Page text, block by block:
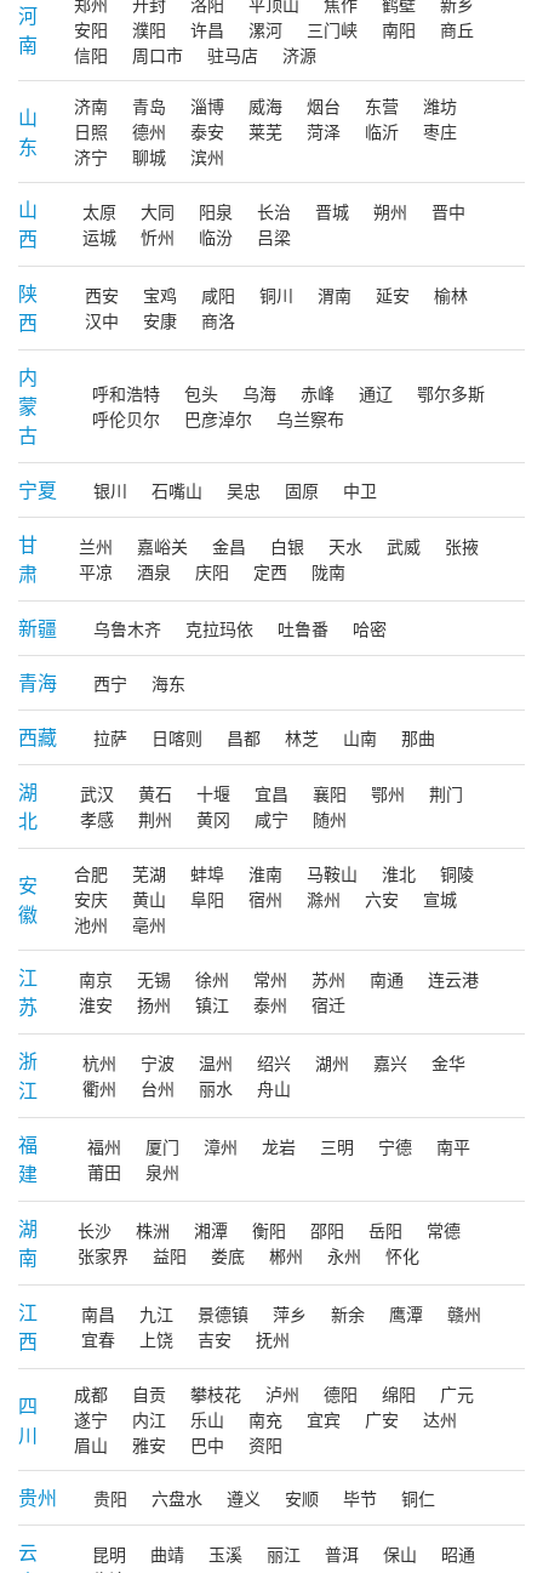
河
南
安阳
濮阳 许昌 漯河 三门峡 南阳
商丘
信阳
周口市 驻马店 济源
山
东
济南 青岛 淄博 威海 烟台 东营
潍坊
日照
德州 泰安 莱芜 菏泽 临沂
枣庄
济宁
聊城 滨州
山
西
太原 大同 阳泉 长治 晋城 朔州
晋中
运城
忻州 临汾 吕梁
陕
西
西安 宝鸡 咸阳 铜川 渭南 延安
榆林
汉中
安康 商洛
内
蒙
古
呼和浩特 包头 乌海 赤峰 通辽
鄂尔多斯
呼伦贝尔
巴彦淖尔 乌兰察布
宁夏 银川 石嘴山 吴忠 固原 中卫
甘
肃
兰州 嘉峪关 金昌 白银 天水 武威
张掖
平凉
酒泉 庆阳 定西 陇南
新疆 乌鲁木齐 克拉玛依 吐鲁番 哈密
青海 西宁 海东
西藏 拉萨 日喀则 昌都 林芝 山南 那曲
湖
北
武汉 黄石 十堰 宜昌 襄阳 鄂州
荆门
孝感
荆州 黄冈 咸宁 随州
安
徽
合肥 芜湖 蚌埠 淮南 马鞍山 淮北
铜陵
安庆
黄山 阜阳 宿州 滁州 六安
宣城
池州
亳州
江
苏
南京 无锡 徐州 常州 苏州 南通
连云港
淮安
扬州 镇江 泰州 宿迁
浙
江
杭州 宁波 温州 绍兴 湖州 嘉兴
金华
衢州
台州 丽水 舟山
福
建
福州 厦门 漳州 龙岩 三明 宁德
南平
莆田
泉州
湖
南
长沙 株洲 湘潭 衡阳 邵阳 岳阳
常德
张家界
益阳 娄底 郴州 永州 怀化
江
西
南昌 九江 景德镇 萍乡 新余 鹰潭
赣州
宜春
上饶 吉安 抚州
四
川
成都 自贡 攀枝花 泸州 德阳 绵阳
广元
遂宁
内江 乐山 南充 宜宾 广安
达州
眉山
雅安 巴中 资阳
贵州 贵阳 六盘水 遵义 安顺 毕节 铜仁
云
昆明 曲靖 玉溪 丽江 普洱 保山
昭通